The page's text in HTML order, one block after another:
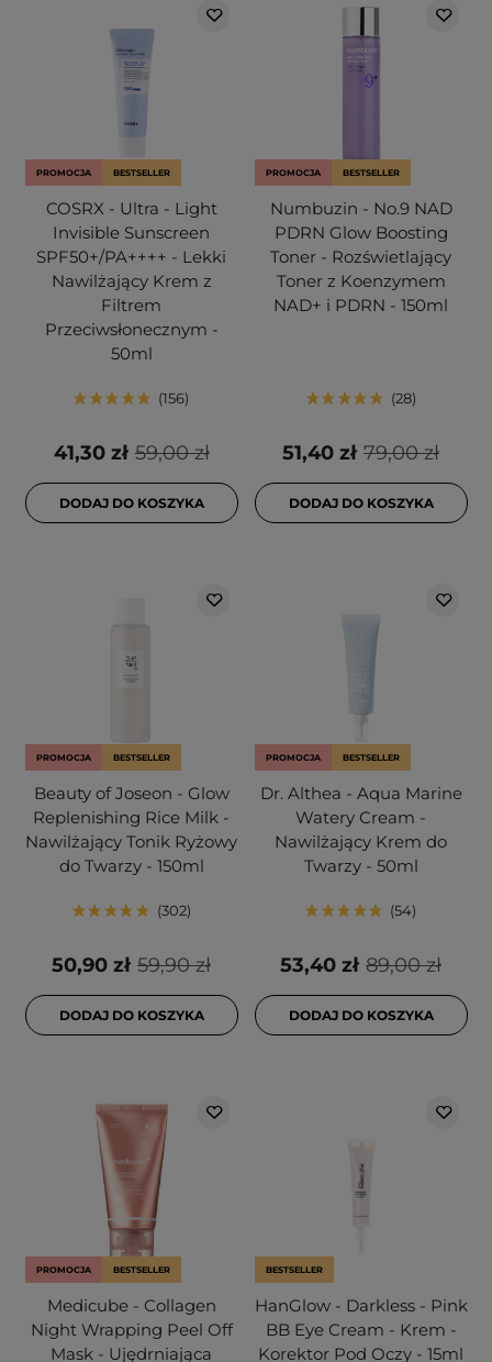
PROMOCJA BESTSELLER
COSRX - Ultra - Light
Invisible Sunscreen
SPF50+/PA++++ - Lekki
Nawilżający Krem z
Filtrem
Przeciwsłonecznym -
50ml
156
59,00 zł
41,30 zł
DODAJ DO KOSZYKA
PROMOCJA BESTSELLER
Numbuzin - No.9 NAD
PDRN Glow Boosting
Toner - Rozświetlający
Toner z Koenzymem
NAD+ i PDRN - 150ml
28
79,00 zł
51,40 zł
DODAJ DO KOSZYKA
PROMOCJA BESTSELLER
Beauty of Joseon - Glow
Replenishing Rice Milk -
Nawilżający Tonik Ryżowy
do Twarzy - 150ml
302
59,90 zł
50,90 zł
DODAJ DO KOSZYKA
PROMOCJA BESTSELLER
Dr. Althea - Aqua Marine
Watery Cream -
Nawilżający Krem do
Twarzy - 50ml
54
89,00 zł
53,40 zł
DODAJ DO KOSZYKA
PROMOCJA BESTSELLER
Medicube - Collagen
Night Wrapping Peel Off
Mask - Ujędrniająca
BESTSELLER
HanGlow - Darkless - Pink
BB Eye Cream - Krem -
Korektor Pod Oczy - 15ml